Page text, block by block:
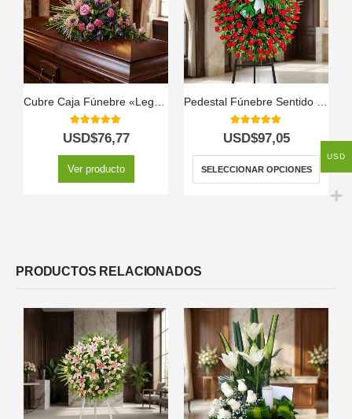
5.00 out of 5
USD$76,77
Ver producto
5.00 out of 5
USD$97,05
SELECCIONAR OPCIONES
PRODUCTOS RELACIONADOS
USD